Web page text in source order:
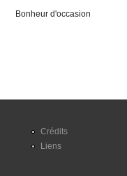
Bonheur d'occasion
Crédits
Liens